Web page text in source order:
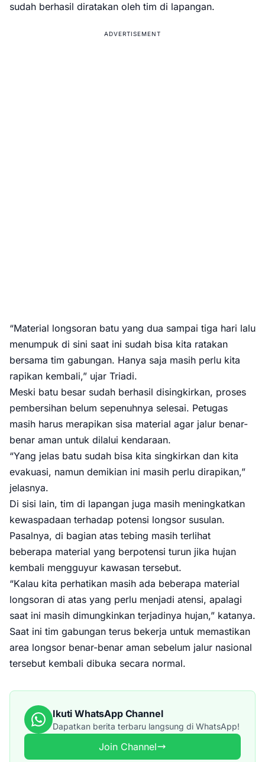
sudah berhasil diratakan oleh tim di lapangan.
ADVERTISEMENT
“Material longsoran batu yang dua sampai tiga hari lalu
menumpuk di sini saat ini sudah bisa kita ratakan
bersama tim gabungan. Hanya saja masih perlu kita
rapikan kembali,” ujar Triadi.
Meski batu besar sudah berhasil disingkirkan, proses
pembersihan belum sepenuhnya selesai. Petugas
masih harus merapikan sisa material agar jalur benar-
benar aman untuk dilalui kendaraan.
“Yang jelas batu sudah bisa kita singkirkan dan kita
evakuasi, namun demikian ini masih perlu dirapikan,”
jelasnya.
Di sisi lain, tim di lapangan juga masih meningkatkan
kewaspadaan terhadap potensi longsor susulan.
Pasalnya, di bagian atas tebing masih terlihat
beberapa material yang berpotensi turun jika hujan
kembali mengguyur kawasan tersebut.
“Kalau kita perhatikan masih ada beberapa material
longsoran di atas yang perlu menjadi atensi, apalagi
saat ini masih dimungkinkan terjadinya hujan,” katanya.
Saat ini tim gabungan terus bekerja untuk memastikan
area longsor benar-benar aman sebelum jalur nasional
tersebut kembali dibuka secara normal.
Ikuti WhatsApp Channel
Dapatkan berita terbaru langsung di WhatsApp!
Join Channel